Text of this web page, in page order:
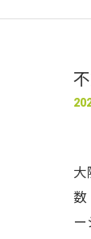
大
数